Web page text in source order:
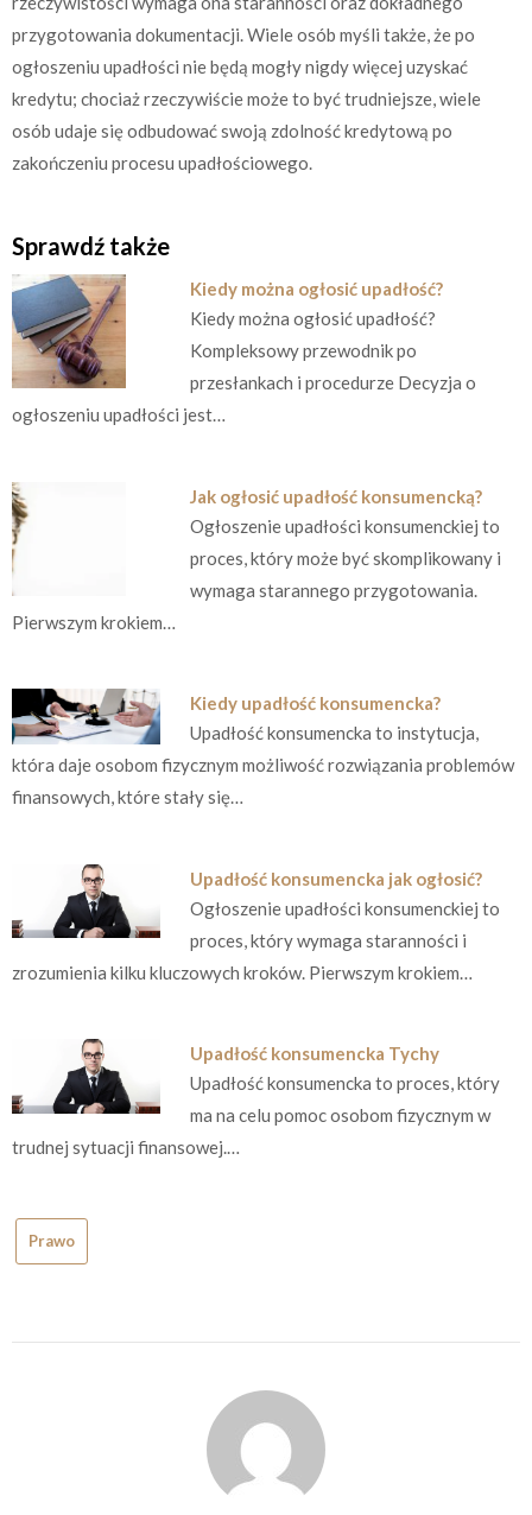
przygotowania dokumentacji. Wiele osób myśli także, że po
ogłoszeniu upadłości nie będą mogły nigdy więcej uzyskać
kredytu; chociaż rzeczywiście może to być trudniejsze, wiele
osób udaje się odbudować swoją zdolność kredytową po
zakończeniu procesu upadłościowego.
Sprawdź także
Kiedy można ogłosić upadłość?
Kiedy można ogłosić upadłość?
Kompleksowy przewodnik po
przesłankach i procedurze Decyzja o
ogłoszeniu upadłości jest…
Jak ogłosić upadłość konsumencką?
Ogłoszenie upadłości konsumenckiej to
proces, który może być skomplikowany i
wymaga starannego przygotowania.
Pierwszym krokiem…
Kiedy upadłość konsumencka?
Upadłość konsumencka to instytucja,
która daje osobom fizycznym możliwość rozwiązania problemów
finansowych, które stały się…
Upadłość konsumencka jak ogłosić?
Ogłoszenie upadłości konsumenckiej to
proces, który wymaga staranności i
zrozumienia kilku kluczowych kroków. Pierwszym krokiem…
Upadłość konsumencka Tychy
Upadłość konsumencka to proces, który
ma na celu pomoc osobom fizycznym w
trudnej sytuacji finansowej.…
Prawo